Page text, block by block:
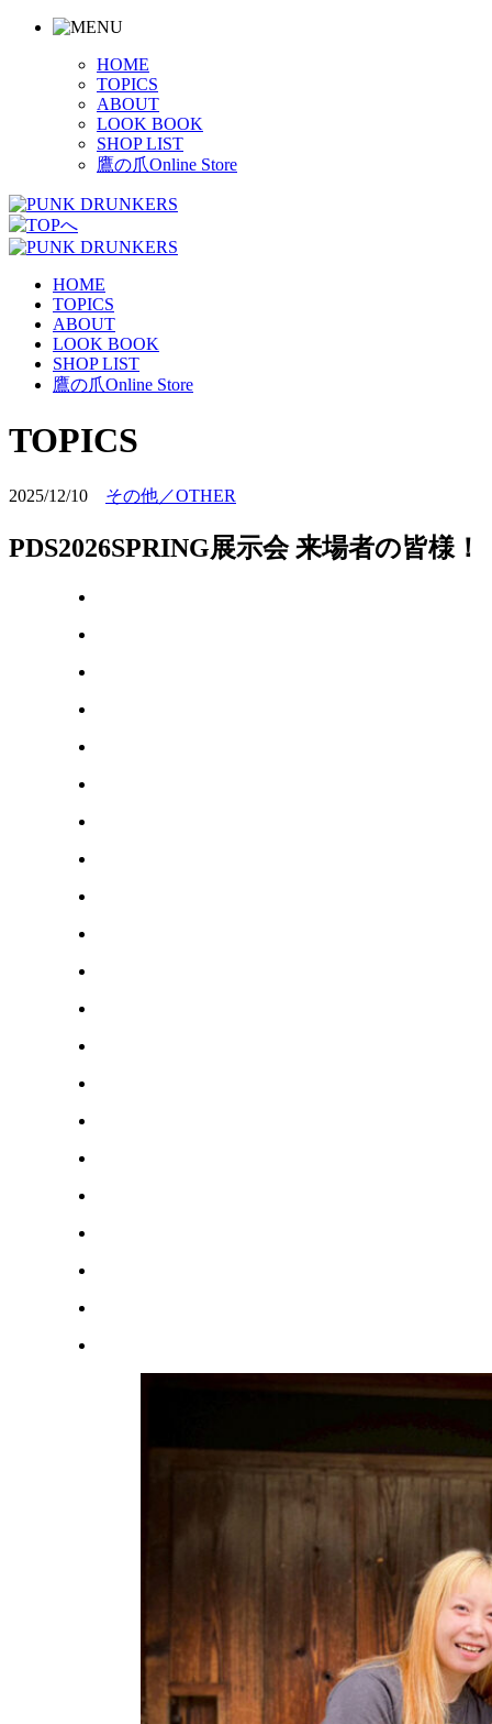
HOME
TOPICS
ABOUT
LOOK BOOK
SHOP LIST
鷹の爪Online Store
HOME
TOPICS
ABOUT
LOOK BOOK
SHOP LIST
鷹の爪Online Store
TOPICS
2025/12/10 その他／OTHER
PDS2026SPRING展示会 来場者の皆様！